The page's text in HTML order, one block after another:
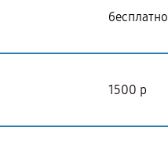
бесплатно
1500 р